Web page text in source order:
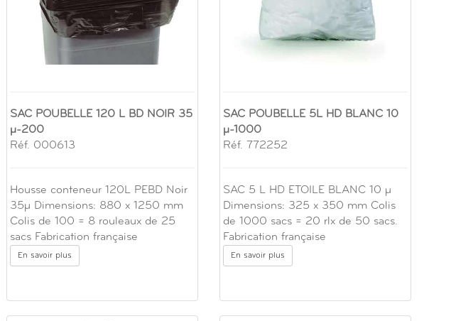
SAC POUBELLE 120 L BD NOIR 35
µ-200
Réf. 000613
Housse conteneur 120L PEBD Noir
35µ Dimensions: 880 x 1250 mm
Colis de 100 = 8 rouleaux de 25
sacs Fabrication française
En savoir plus
SAC POUBELLE 5L HD BLANC 10
µ-1000
Réf. 772252
SAC 5 L HD ETOILE BLANC 10 µ
Dimensions: 325 x 350 mm Colis
de 1000 sacs = 20 rlx de 50 sacs.
Fabrication française
En savoir plus